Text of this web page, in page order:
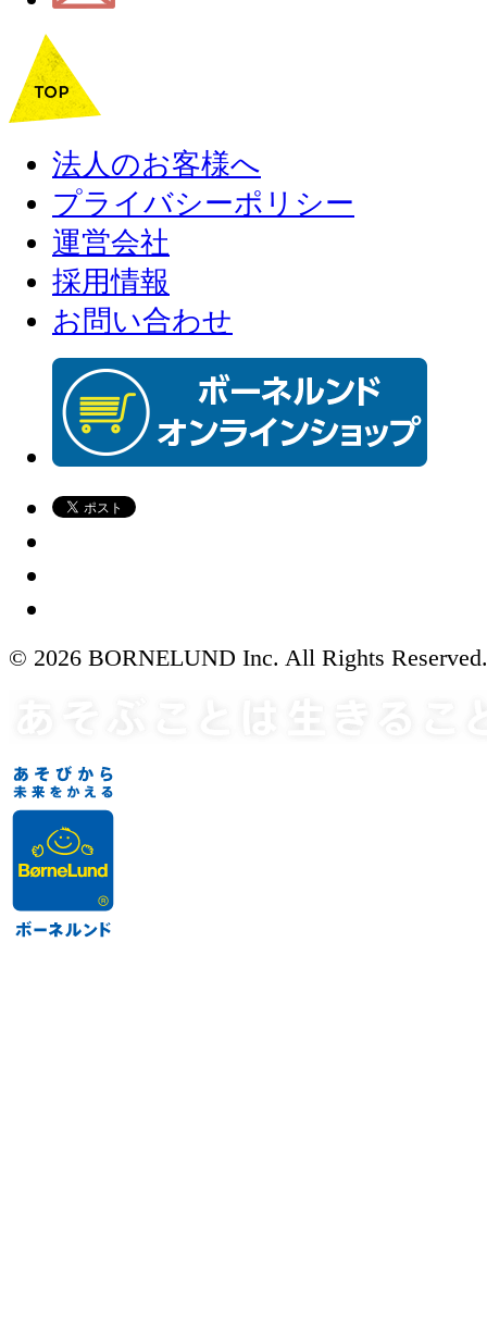
法人のお客様へ
プライバシーポリシー
運営会社
採用情報
お問い合わせ
© 2026 BORNELUND Inc. All Rights Reserved.